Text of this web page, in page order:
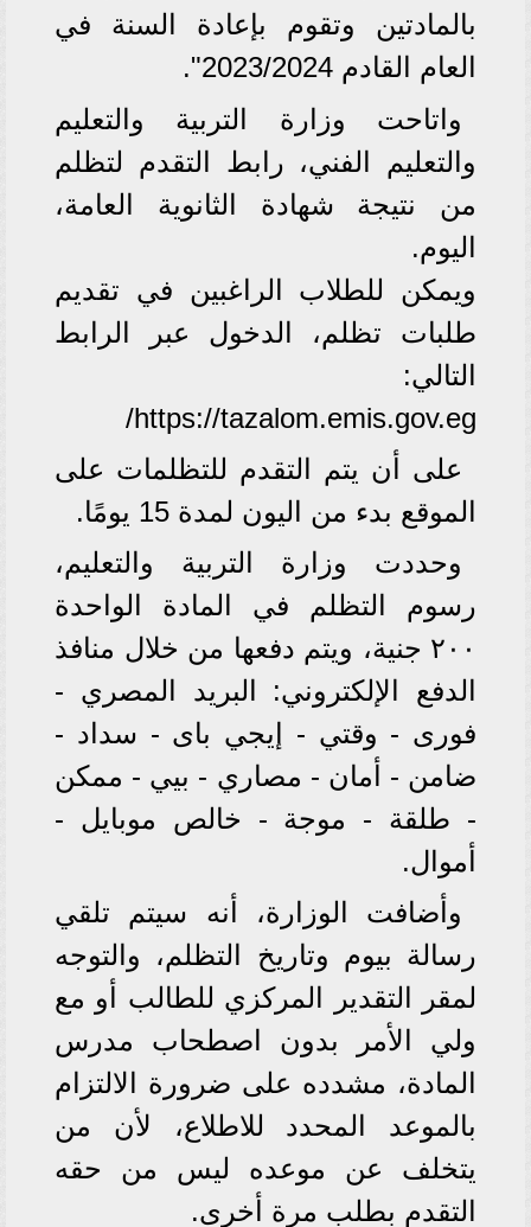
بالمادتين وتقوم بإعادة السنة في
العام القادم 2023/2024".
واتاحت وزارة التربية والتعليم
والتعليم الفني، رابط التقدم لتظلم
من نتيجة شهادة الثانوية العامة،
اليوم.
ويمكن للطلاب الراغبين في تقديم
طلبات تظلم، الدخول عبر الرابط
التالي:
https://tazalom.emis.gov.eg/
على أن يتم التقدم للتظلمات على
الموقع بدء من اليون لمدة 15 يومًا.
وحددت وزارة التربية والتعليم،
رسوم التظلم في المادة الواحدة
٢٠٠ جنية، ويتم دفعها من خلال منافذ
الدفع الإلكتروني: البريد المصري -
فورى - وقتي - إيجي باى - سداد -
ضامن - أمان - مصاري - بيي - ممكن
- طلقة - موجة - خالص موبايل -
أموال.
وأضافت الوزارة، أنه سيتم تلقي
رسالة بيوم وتاريخ التظلم، والتوجه
لمقر التقدير المركزي للطالب أو مع
ولي الأمر بدون اصطحاب مدرس
المادة، مشدده على ضرورة الالتزام
بالموعد المحدد للاطلاع، لأن من
يتخلف عن موعده ليس من حقه
التقدم بطلب مرة أخرى.